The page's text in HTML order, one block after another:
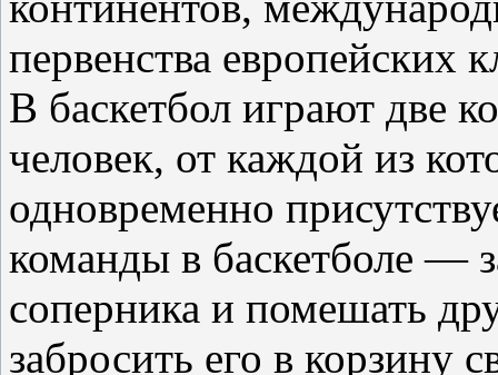
первенства европейских
В баскетбол играют две
человек, от каждой из
одновременно
команды в баскетболе —
соперника и помешать
забросить его в корзину